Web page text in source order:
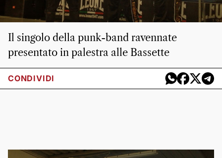
Il singolo della punk-band ravennate
presentato in palestra alle Bassette
CONDIVIDI